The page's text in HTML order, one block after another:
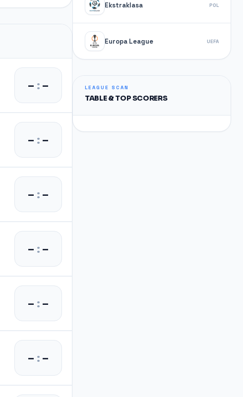
– :–
– :–
– :–
– :–
– :–
– :–
Ekstraklasa POL
Europa League UEFA
LEAGUE SCAN
TABLE & TOP SCORERS